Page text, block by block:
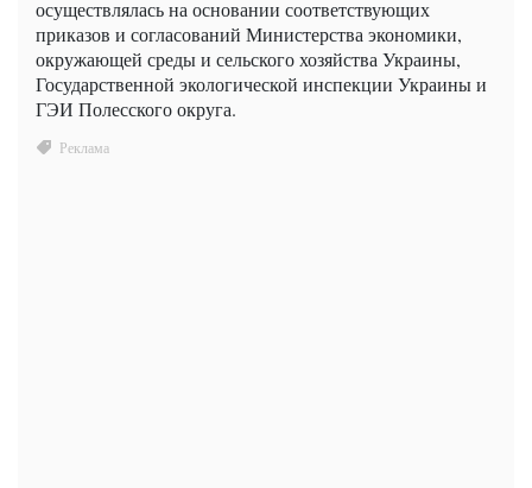
осуществлялась на основании соответствующих
приказов и согласований Министерства экономики,
окружающей среды и сельского хозяйства Украины,
Государственной экологической инспекции Украины и
ГЭИ Полесского округа.